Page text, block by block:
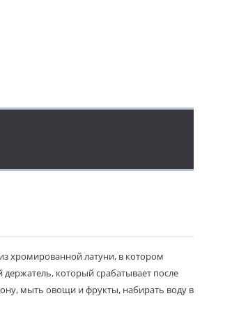
хромированной латуни, в котором
держатель, который срабатывает после
мыть овощи и фрукты, набирать воду в